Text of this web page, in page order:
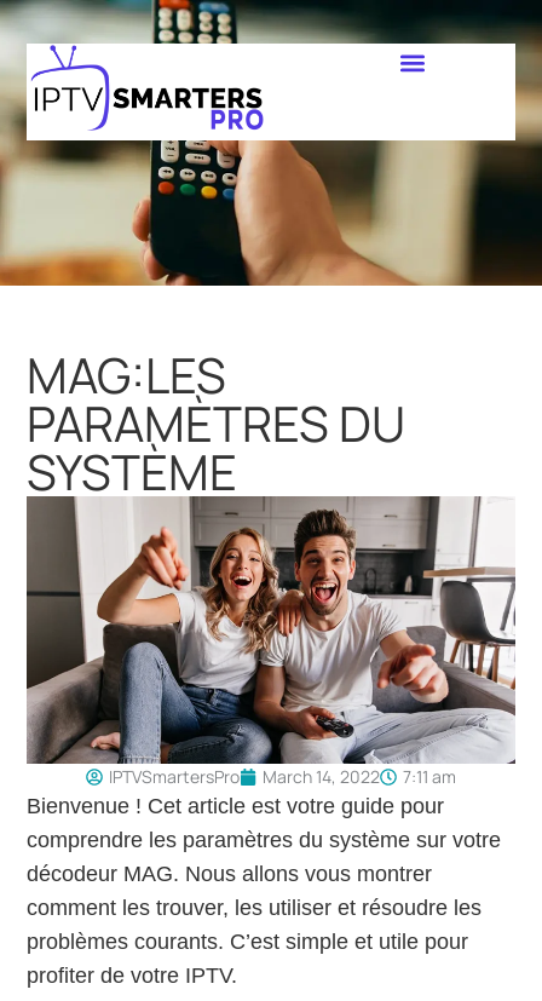
MAG:LES
PARAMÈTRES DU
SYSTÈME
IPTVSmartersPro March 14, 2022 7:11 am
Bienvenue ! Cet article est votre guide pour
comprendre les paramètres du système sur votre
décodeur MAG. Nous allons vous montrer
comment les trouver, les utiliser et résoudre les
problèmes courants. C’est simple et utile pour
profiter de votre IPTV.